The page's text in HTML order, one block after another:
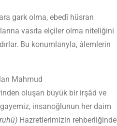
gark olma, ebedî hüsran
vasıta elçiler olma niteliğini
Bu konumlarıyla, âlemlerin
Mahmud
oluşan büyük bir irşâd ve
insanoğlunun her daim
Hazretlerimizin rehberliğinde